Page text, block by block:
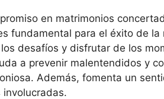
en matrimonios
fundamental para el éxito de la
desafíos y disfrutar de los
a prevenir malentendidos y
Además, fomenta un